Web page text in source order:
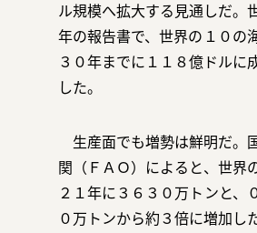
資料ダウンロ
お問い合
ル規模へ拡大する見通しだ。
年の報告書で、世界の１０の
３０年までに１１８億ドルに
した。
生産面でも増勢は鮮明だ。
関（ＦＡＯ）によると、世界
２１年に３６３０万トンと、
０万トンから約３倍に増加し